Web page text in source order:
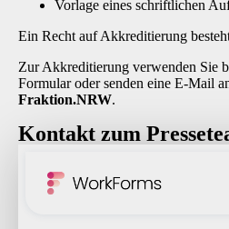
Vorlage eines schriftlichen
Ein Recht auf Akkreditierung
Zur Akkreditierung verwenden Sie
Formular oder senden eine E-Mail
Fraktion.NRW.
Kontakt zum